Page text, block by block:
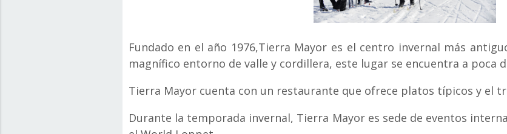
Fundado en el año 1976,Tierra Mayor es el centro invernal más
magnífico entorno de valle y cordillera, este lugar se encuentra a poca
Tierra Mayor cuenta con un restaurante que ofrece platos típicos y el
Durante la temporada invernal, Tierra Mayor es sede de eventos